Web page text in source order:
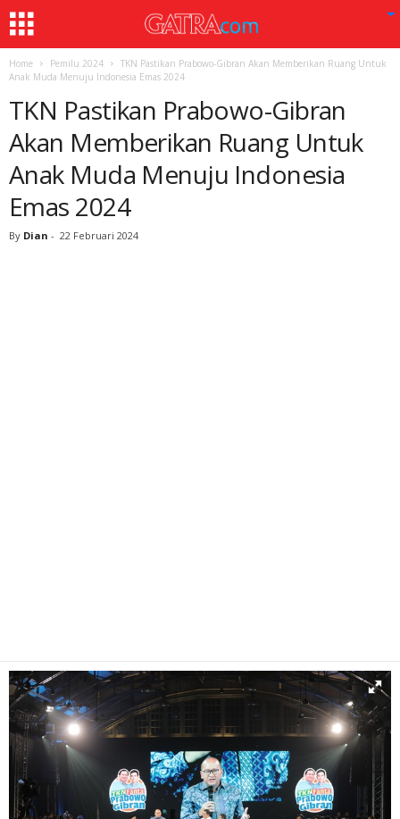
Home Pemilu 2024
TKN Pastikan Prabowo-Gibran Akan Memberikan Ruang Untuk
Anak Muda Menuju Indonesia Emas 2024
TKN Pastikan Prabowo-Gibran
Akan Memberikan Ruang Untuk
Anak Muda Menuju Indonesia
Emas 2024
By Dian - 22 Februari 2024